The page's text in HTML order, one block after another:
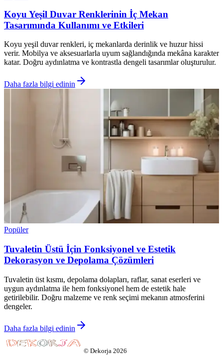
Koyu Yeşil Duvar Renklerinin İç Mekan
Tasarımında Kullanımı ve Etkileri
Koyu yeşil duvar renkleri, iç mekanlarda derinlik ve huzur hissi
verir. Mobilya ve aksesuarlarla uyum sağlandığında mekâna karakter
katar. Doğru aydınlatma ve kontrastla dengeli tasarımlar oluşturulur.
Daha fazla bilgi edinin
Popüler
Tuvaletin Üstü İçin Fonksiyonel ve Estetik
Dekorasyon ve Depolama Çözümleri
Tuvaletin üst kısmı, depolama dolapları, raflar, sanat eserleri ve
uygun aydınlatma ile hem fonksiyonel hem de estetik hale
getirilebilir. Doğru malzeme ve renk seçimi mekanın atmosferini
dengeler.
Daha fazla bilgi edinin
© Dekorja 2026